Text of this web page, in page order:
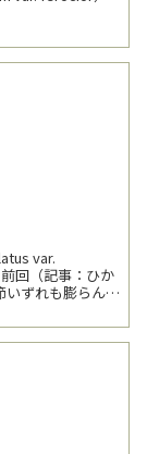
var.
回（記事：ひか